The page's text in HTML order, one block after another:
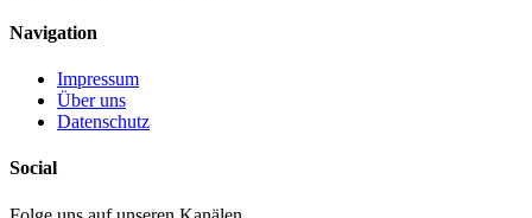
Navigation
Impressum
Über uns
Datenschutz
Social